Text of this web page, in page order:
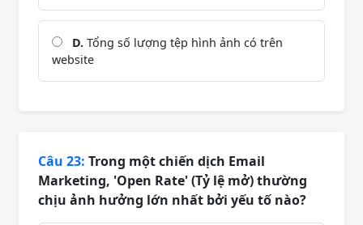
D. Tổng số lượng tệp hình ảnh có trên
website
Câu 23: Trong một chiến dịch Email
Marketing, 'Open Rate' (Tỷ lệ mở) thường
chịu ảnh hưởng lớn nhất bởi yếu tố nào?